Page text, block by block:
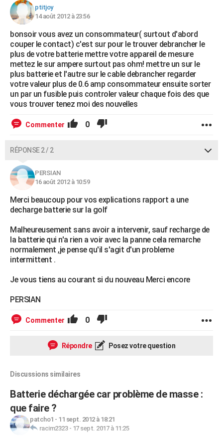
ptitjoy
14 août 2012 à 23:56
bonsoir vous avez un consommateur( surtout d'abord
couper le contact) c'est sur pour le trouver debrancher le
plus de votre batterie mettre votre appareil de mesure
mettez le sur ampere surtout pas ohm! mettre un sur le
plus batterie et l'autre sur le cable debrancher regarder
votre valeur plus de 0.6 amp consommateur ensuite sorter
un par un fusible puis controler valeur chaque fois des que
vous trouver tenez moi des nouvelles
Commenter 0
RÉPONSE 2 / 2
PERSIAN
16 août 2012 à 10:59
Merci beaucoup pour vos explications rapport a une
decharge batterie sur la golf
Malheureusement sans avoir a intervenir, sauf recharge de
la batterie qui n'a rien a voir avec la panne cela remarche
normalement ,je pense qu'il s'agit d'un probleme
intermittent .
Je vous tiens au courant si du nouveau Merci encore
PERSIAN
Commenter 0
Répondre Posez votre question
Discussions similaires
Batterie déchargée car problème de masse :
que faire ?
patcho1 - 11 sept. 2012 à 18:21
racim2323- 17 sept. 2017 à 11:25